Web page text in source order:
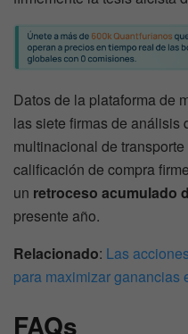
Datos de la plataforma de
las siete firmas de análisis
multinacional de
calificación de compra
un retroceso acumulado
presente año.
Relacionado: Las
para maximizar ganancias
FAQs